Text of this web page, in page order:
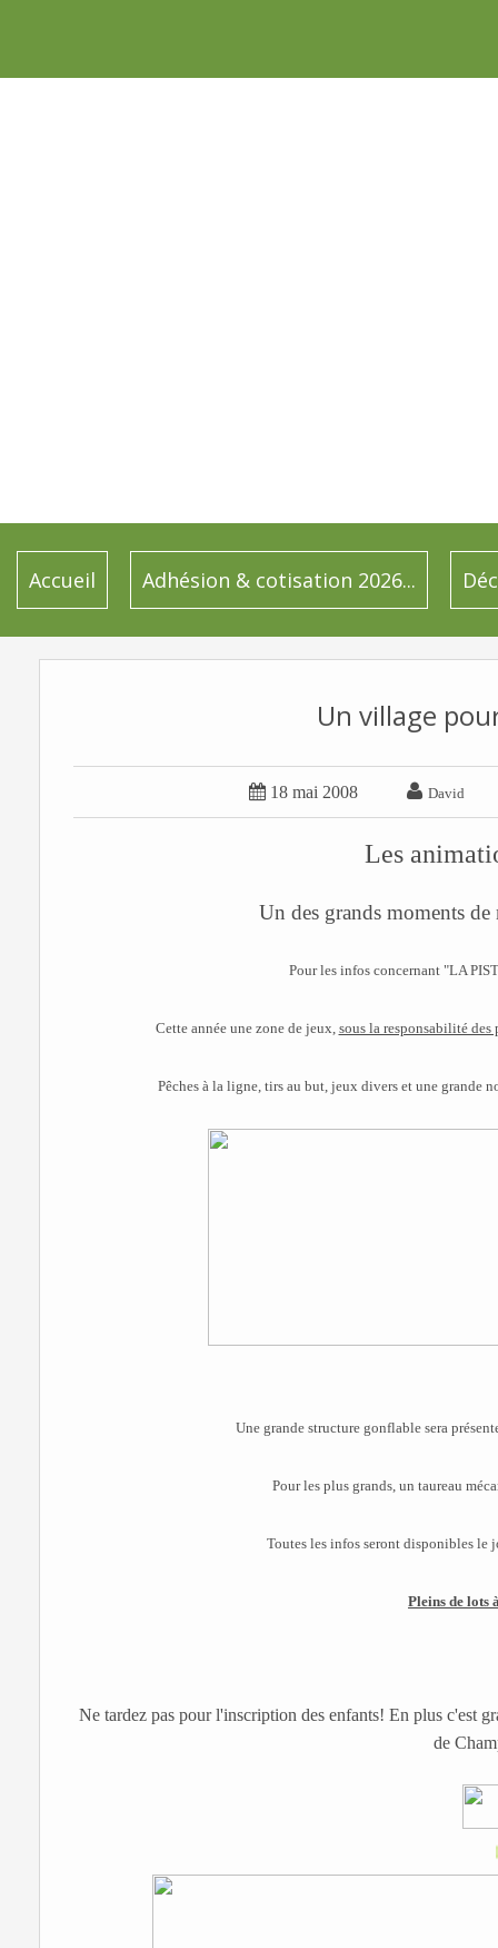
Accueil Adhésion & cotisation 2026...
Un village
 18 mai 2008  David
Les
Un des grands moments
Pour les infos concernant "LA
Cette année une zone de jeux, sous la responsabilité des
Pêches à la ligne, tirs au but, jeux divers et une grande
Une grande structure gonflable sera
Pour les plus grands, un taureau
Toutes les infos seront disponibles le
Pleins de lots
Ne tardez pas pour l'inscription des enfants! En plus c'est
de